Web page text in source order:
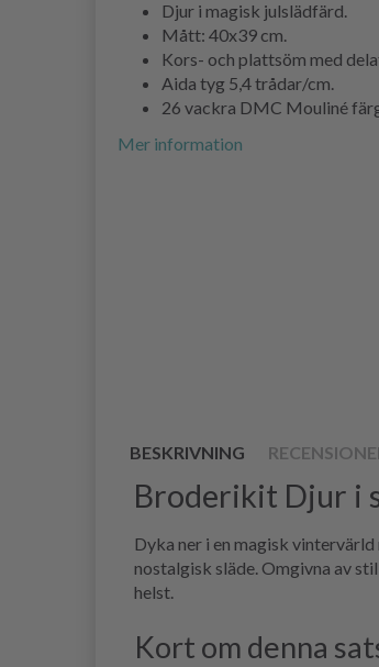
Djur i magisk julslädfärd.
Mått: 40x39 cm.
Kors- och plattsöm med
Aida tyg 5,4 trådar/cm.
26 vackra DMC Mouliné
Mer information
BESKRIVNING
Broderikit Djur i
Dyka ner i en magisk
nostalgisk släde. Omgivna av
helst.
Kort om denna